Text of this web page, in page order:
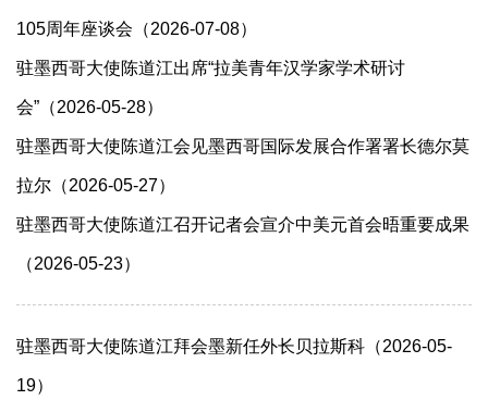
105周年座谈会（2026-07-08）
驻墨西哥大使陈道江出席“拉美青年汉学家学术研讨
会”（2026-05-28）
驻墨西哥大使陈道江会见墨西哥国际发展合作署署长德尔莫
拉尔（2026-05-27）
驻墨西哥大使陈道江召开记者会宣介中美元首会晤重要成果
（2026-05-23）
驻墨西哥大使陈道江拜会墨新任外长贝拉斯科（2026-05-
19）